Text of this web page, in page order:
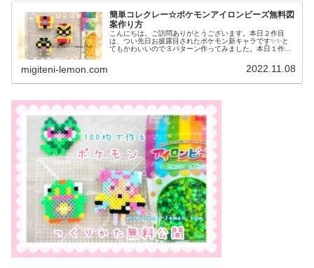
簡単コレクレー☆ポケモンアイロンビーズ無料図
案作り方
こんにちは。ご訪問ありがとうございます。本日２作目
は、つい先日お披露目されたポケモン新キャラです✨✨と
てもかわいいので３パターン作ってみました。本日１作目
migiteni-lemon.com 2022.11.08